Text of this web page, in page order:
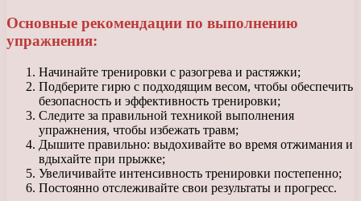
Основные рекомендации по выполнению
упражнения:
Начинайте тренировки с разогрева и растяжки;
Подберите гирю с подходящим весом, чтобы обеспечить
безопасность и эффективность тренировки;
Следите за правильной техникой выполнения
упражнения, чтобы избежать травм;
Дышите правильно: выдохивайте во время отжимания и
вдыхайте при прыжке;
Увеличивайте интенсивность тренировки постепенно;
Постоянно отслеживайте свои результаты и прогресс.